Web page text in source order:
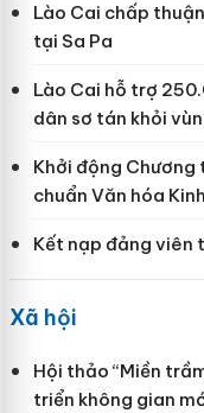
Lào Cai chấp
tại Sa Pa
Lào Cai hỗ trợ
dân sơ tán khỏi
Khởi động
chuẩn Văn hóa
Kết nạp đảng viên
Xã hội
Hội thảo “Miền
triển không gian